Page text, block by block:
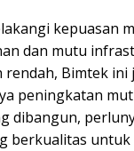
kepuasan
dan mutu
rendah, Bimtek
peningkatan
dibangun,
berkualitas